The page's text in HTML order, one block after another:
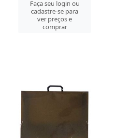
Faça seu login ou
cadastre-se para
ver preços e
comprar